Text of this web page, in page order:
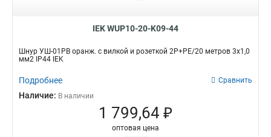
IEK WUP10-20-K09-44
Шнур УШ-01РВ оранж. с вилкой и розеткой 2Р+РЕ/20 метров 3х1,0
мм2 IP44 IEK
Подробнее Сравнить
Наличие: В наличии
1 799,64 ₽
оптовая цена